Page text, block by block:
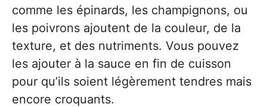
comme les épinards, les champignons, ou
les poivrons ajoutent de la couleur, de la
texture, et des nutriments. Vous pouvez
les ajouter à la sauce en fin de cuisson
pour qu’ils soient légèrement tendres mais
encore croquants.